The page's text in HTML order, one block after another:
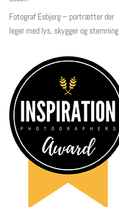
Fotograf Esbjerg – portrætter der
leger med lys, skygger og stemning